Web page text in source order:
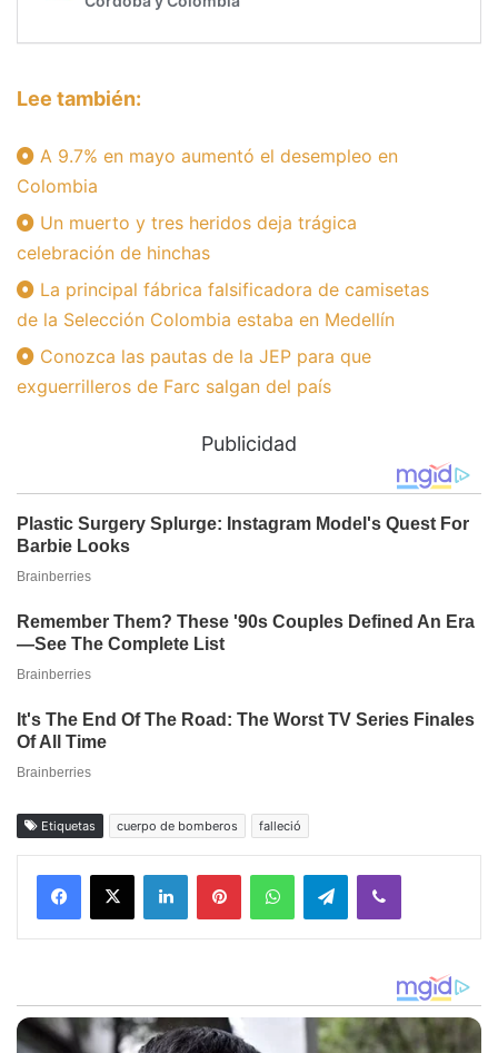
Lee también:
A 9.7% en mayo aumentó el desempleo en
Colombia
Un muerto y tres heridos deja trágica
celebración de hinchas
La principal fábrica falsificadora de camisetas
de la Selección Colombia estaba en Medellín
Conozca las pautas de la JEP para que
exguerrilleros de Farc salgan del país
Publicidad
Etiquetas cuerpo de bomberos falleció
Facebook
X LinkedInPinterestWhatsAppTelegramViber